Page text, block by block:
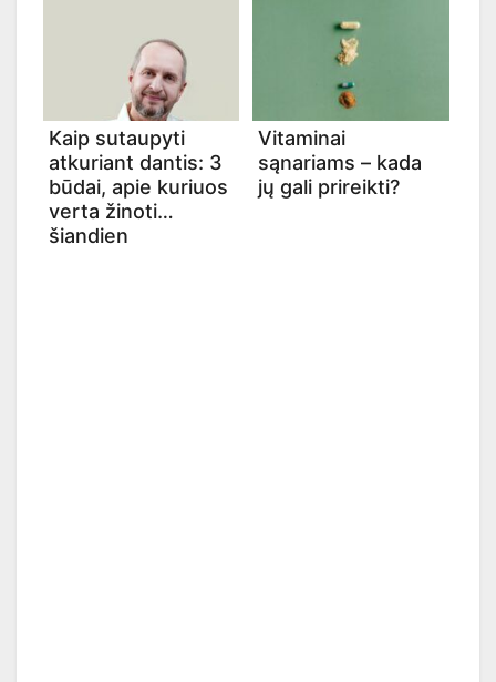
Kaip sutaupyti
atkuriant dantis: 3
būdai, apie kuriuos
verta žinoti
šiandien
Vitaminai
sąnariams – kada
jų gali prireikti?